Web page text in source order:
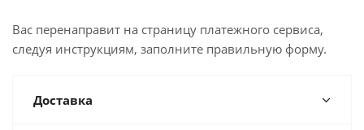
Вас перенаправит на страницу платежного сервиса,
следуя инструкциям, заполните правильную форму.
Доставка